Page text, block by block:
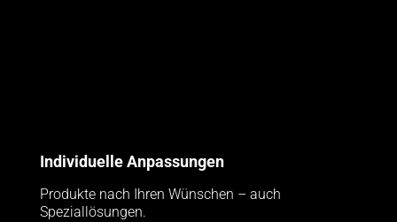
Individuelle Anpassungen
Produkte nach Ihren Wünschen – auch
Speziallösungen.